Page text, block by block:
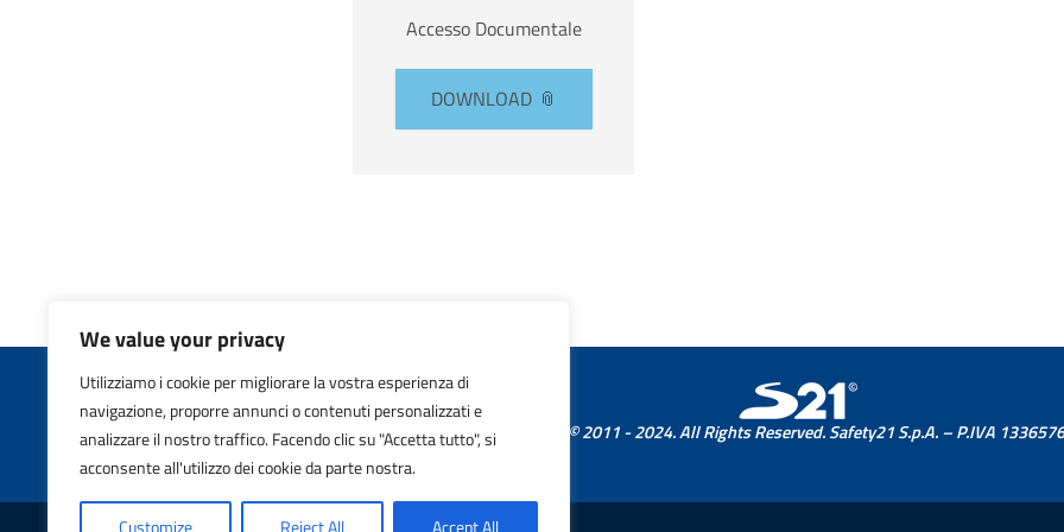
We value your privacy
Utilizziamo i cookie per migliorare la vostra esperienza di
navigazione, proporre annunci o contenuti personalizzati e
analizzare il nostro traffico. Facendo clic su "Accetta tutto", si
acconsente all'utilizzo dei cookie da parte nostra.
Customize Reject All Accept All
Accesso Documentale
DOWNLOAD
Copyright © 2011 - 2024. All Rights Reserved. Safety21 S.p.A. – P.IVA